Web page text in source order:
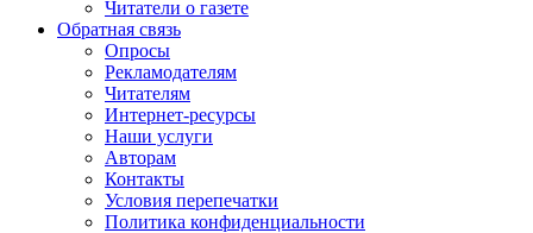
Читатели о газете
Обратная связь
Опросы
Рекламодателям
Читателям
Интернет-ресурсы
Наши услуги
Авторам
Контакты
Условия перепечатки
Политика конфиденциальности